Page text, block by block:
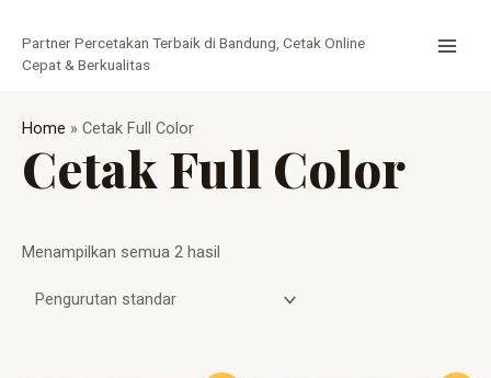
konten
Partner Percetakan Terbaik di Bandung, Cetak Online
Cepat & Berkualitas
Home » Cetak Full Color
Cetak Full Color
Menampilkan semua 2 hasil